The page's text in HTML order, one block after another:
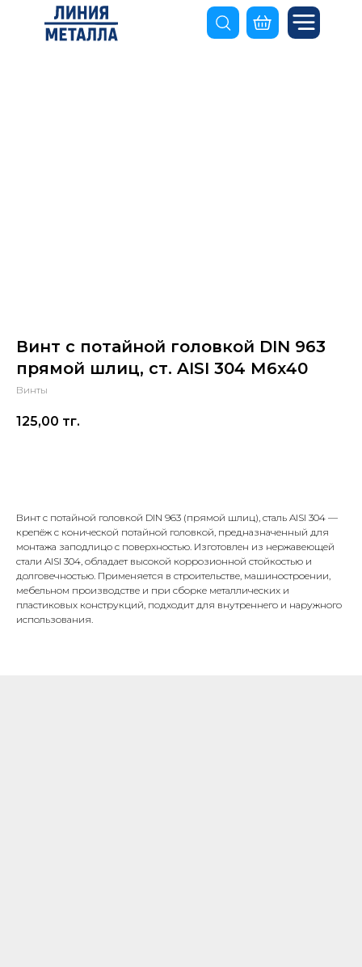
Винт с потайной головкой DIN 963
прямой шлиц, ст. AISI 304 М6х40
Винты
125,00 тг.
Винт с потайной головкой DIN 963 (прямой шлиц), сталь AISI 304 —
крепёж с конической потайной головкой, предназначенный для
монтажа заподлицо с поверхностью. Изготовлен из нержавеющей
стали AISI 304, обладает высокой коррозионной стойкостью и
долговечностью. Применяется в строительстве, машиностроении,
мебельном производстве и при сборке металлических и
пластиковых конструкций, подходит для внутреннего и наружного
использования.